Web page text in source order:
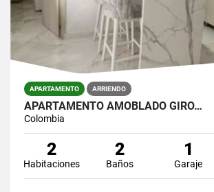
APARTAMENTO ARRIENDO
APARTAMENTO AMOBLADO GIRO…
Colombia
2
Habitaciones
2
Baños
1
Garaje